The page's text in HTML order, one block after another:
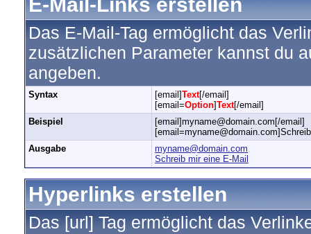
Das E-Mail-Tag ermöglicht das
zusätzlichen Parameter kannst du
angeben.
Syntax [email]Text[/email]
[email=Option]Text[/email]
Beispiel
[email]myname@domain.com[/email]
Ausgabe
myname@domain.com
Schreib mir eine E-Mail
Hyperlinks erstellen
Das [url] Tag ermöglicht das